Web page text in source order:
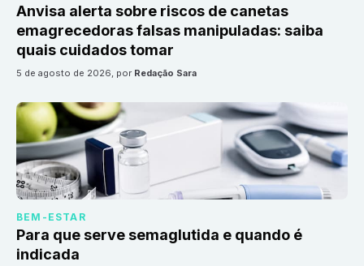
Anvisa alerta sobre riscos de canetas
emagrecedoras falsas manipuladas: saiba
quais cuidados tomar
5 de agosto de 2026, por Redação Sara
BEM-ESTAR
Para que serve semaglutida e quando é
indicada